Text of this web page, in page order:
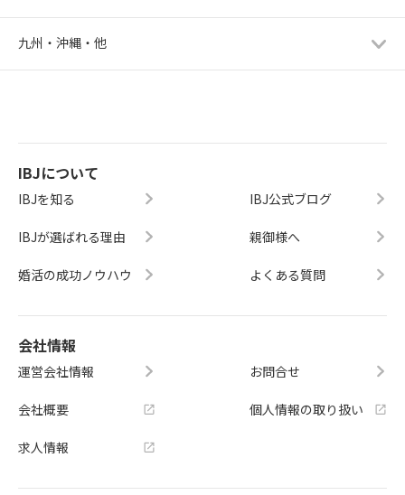
九州・沖縄・他
IBJについて
IBJを知る
IBJが選ばれる理由
婚活の成功ノウハウ
IBJ公式ブログ
親御様へ
よくある質問
会社情報
運営会社情報
会社概要
求人情報
お問合せ
個人情報の取り扱い